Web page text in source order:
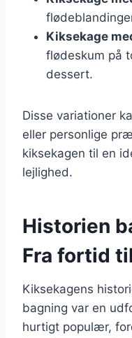
Kiksekage
flødeskum på
dessert.
Disse variationer
eller personlige
kiksekagen til en
lejlighed.
Historien
Fra fortid
Kiksekagens
bagning var en
hurtigt populær,